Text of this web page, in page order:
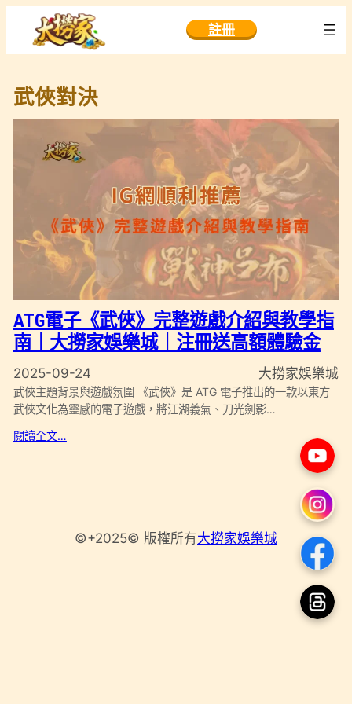
主
內
容
註冊
武俠對決
ATG電子《武俠》完整遊戲介紹與教學指
南｜大撈家娛樂城｜注冊送高額體驗金
2025-09-24 大撈家娛樂城
武俠主題背景與遊戲氛圍 《武俠》是 ATG 電子推出的一款以東方
武俠文化為靈感的電子遊戲，將江湖義氣、刀光劍影…
閱讀全文…
©+2025© 版權所有大撈家娛樂城